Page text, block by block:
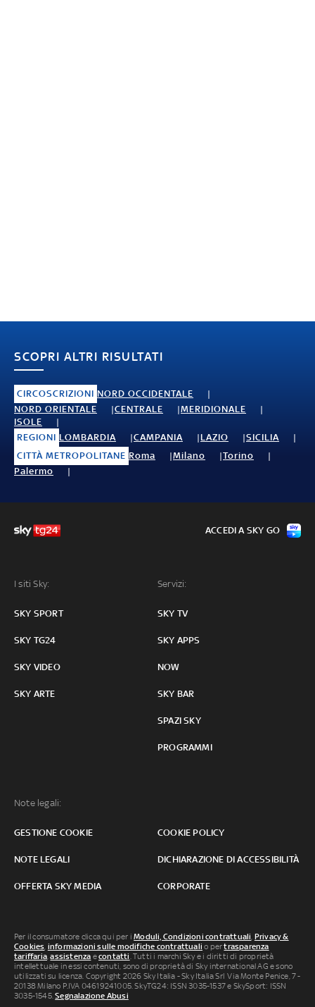
SCOPRI ALTRI RISULTATI
CIRCOSCRIZIONI NORD OCCIDENTALE
NORD ORIENTALE
CENTRALE
MERIDIONALE
ISOLE
REGIONI LOMBARDIA CAMPANIA LAZIO
SICILIA
CITTÀ METROPOLITANE Roma Milano
Torino
Palermo
I siti Sky:
SKY SPORT
SKY TG24
SKY VIDEO
SKY ARTE
Servizi:
SKY TV
SKY APPS
NOW
SKY BAR
SPAZI SKY
PROGRAMMI
Note legali:
GESTIONE COOKIE COOKIE POLICY
NOTE LEGALI DICHIARAZIONE DI ACCESSIBILITÀ
OFFERTA SKY MEDIA CORPORATE
ACCEDI A SKY GO
Per il consumatore clicca qui per iModuli, Condizioni contrattuali, Privacy &
Cookies, informazioni sulle modifiche contrattuali o pertrasparenza
tariffaria,assistenza econtatti. Tutti i marchi Sky e i diritti di proprietà
intellettuale in essi contenuti, sono di proprietà di Sky international AG e sono
utilizzati su licenza. Copyright 2026 Sky Italia - Sky Italia Srl Via Monte Penice, 7 -
20138 Milano P.IVA 04619241005. SkyTG24: ISSN 3035-1537 e SkySport: ISSN
3035-1545.Segnalazione Abusi